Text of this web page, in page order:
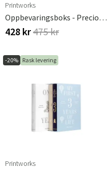
Printworks
Oppbevaringsboks - Precious Things, Gu
428 kr475 kr
-20% Rask levering
Printworks